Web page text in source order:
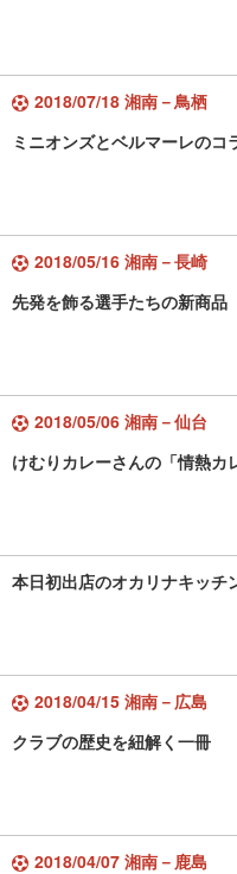
2018/07/18 湘南－鳥栖
ミニオンズとベルマーレのコ
2018/05/16 湘南－長崎
先発を飾る選手たちの新商品
2018/05/06 湘南－仙台
けむりカレーさんの「情熱カ
本日初出店のオカリナキッチ
2018/04/15 湘南－広島
クラブの歴史を紐解く一冊
2018/04/07 湘南－鹿島